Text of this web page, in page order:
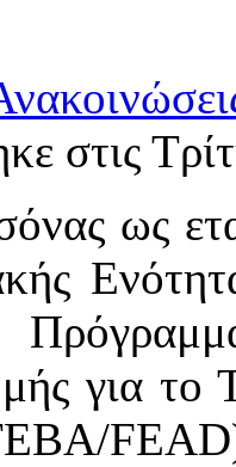
στις
ως
για το